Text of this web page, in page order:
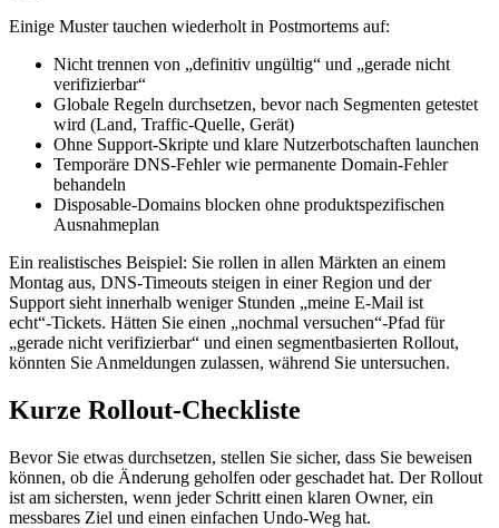
Einige Muster tauchen wiederholt in Postmortems auf:
Nicht trennen von „definitiv ungültig“ und „gerade nicht
verifizierbar“
Globale Regeln durchsetzen, bevor nach Segmenten getestet
wird (Land, Traffic‑Quelle, Gerät)
Ohne Support‑Skripte und klare Nutzerbotschaften launchen
Temporäre DNS‑Fehler wie permanente Domain‑Fehler
behandeln
Disposable‑Domains blocken ohne produktspezifischen
Ausnahmeplan
Ein realistisches Beispiel: Sie rollen in allen Märkten an einem
Montag aus, DNS‑Timeouts steigen in einer Region und der
Support sieht innerhalb weniger Stunden „meine E‑Mail ist
echt“‑Tickets. Hätten Sie einen „nochmal versuchen“‑Pfad für
„gerade nicht verifizierbar“ und einen segmentbasierten Rollout,
könnten Sie Anmeldungen zulassen, während Sie untersuchen.
Kurze Rollout‑Checkliste
Bevor Sie etwas durchsetzen, stellen Sie sicher, dass Sie beweisen
können, ob die Änderung geholfen oder geschadet hat. Der Rollout
ist am sichersten, wenn jeder Schritt einen klaren Owner, ein
messbares Ziel und einen einfachen Undo‑Weg hat.